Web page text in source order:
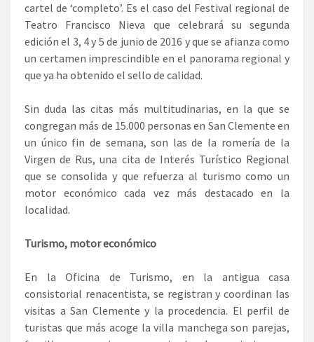
cartel de ‘completo’. Es el caso del Festival regional de
Teatro Francisco Nieva que celebrará su segunda
edición el 3, 4 y 5 de junio de 2016 y que se afianza como
un certamen imprescindible en el panorama regional y
que ya ha obtenido el sello de calidad.
Sin duda las citas más multitudinarias, en la que se
congregan más de 15.000 personas en San Clemente en
un único fin de semana, son las de la romería de la
Virgen de Rus, una cita de Interés Turístico Regional
que se consolida y que refuerza al turismo como un
motor económico cada vez más destacado en la
localidad.
Turismo, motor económico
En la Oficina de Turismo, en la antigua casa
consistorial renacentista, se registran y coordinan las
visitas a San Clemente y la procedencia. El perfil de
turistas que más acoge la villa manchega son parejas,